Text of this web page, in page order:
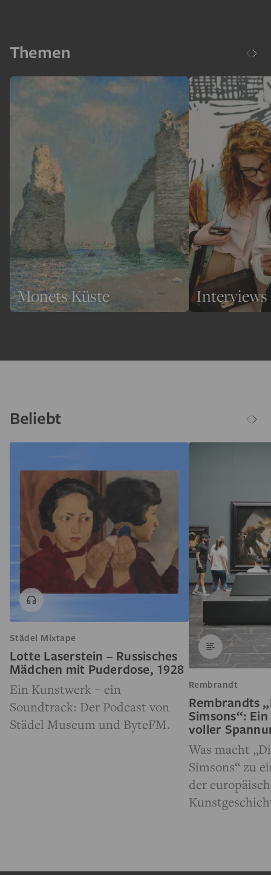
Themen
Monets Küste Interviews
Beliebt
Städel Mixtape
Lotte Laserstein – Russisches
Mädchen mit Puderdose, 1928
Ein Kunstwerk – ein
Soundtrack: Der Podcast von
Städel Museum und ByteFM.
Rembrandt
Rembrandts
Simsons“:
voller
Was macht
Simsons“ zu
der